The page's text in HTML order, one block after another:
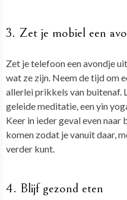
3. Zet je mobiel een
Zet je telefoon een avondje
wat ze zijn. Neem de tijd om
allerlei prikkels van buitenaf.
geleide meditatie, een yin
Keer in ieder geval even
komen zodat je vanuit daar,
verder kunt.
4. Blijf gezond eten